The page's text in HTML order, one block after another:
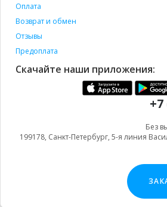
Оплата
Возврат и обмен
Отзывы
Предоплата
Скачайте наши приложения:
+7
Без
199178, Санкт-Петербург, 5-я линия